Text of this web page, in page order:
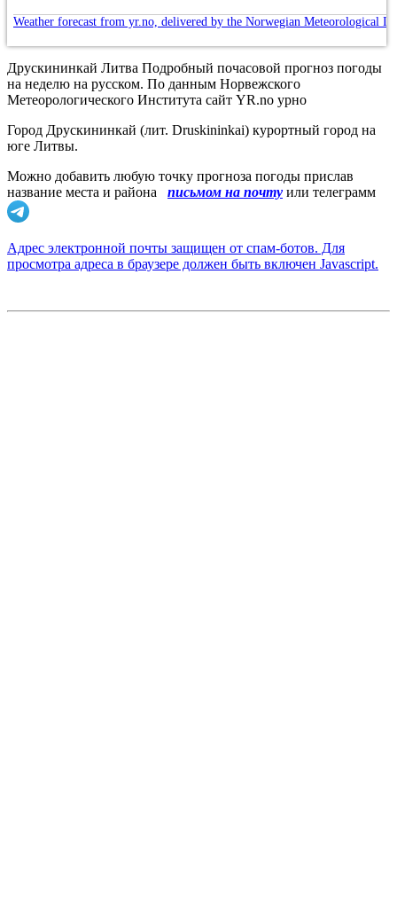
Weather forecast from yr.no, delivered by the Norwegian Meteorological
Друскининкай Литва Подробный почасовой прогноз погоды
на неделю на русском. По данным Норвежского
Метеорологического Института сайт YR.no урно
Город Друскининкай (лит. Druskininkai) курортный город на
юге Литвы.
Можно добавить любую точку прогноза погоды прислав
название места и района
письмом на почту или телеграмм
Адрес электронной почты защищен от спам-ботов. Для
просмотра адреса в браузере должен быть включен Javascript.